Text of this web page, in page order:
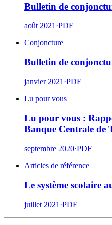
Bulletin de
août 2021 ·PDF
Conjoncture
Bulletin de
janvier 2021 ·PDF
Lu pour vous
Lu pour vous :
Banque Centrale de
septembre 2020·PDF
Articles de référence
Le système scolaire
juillet 2021 ·PDF